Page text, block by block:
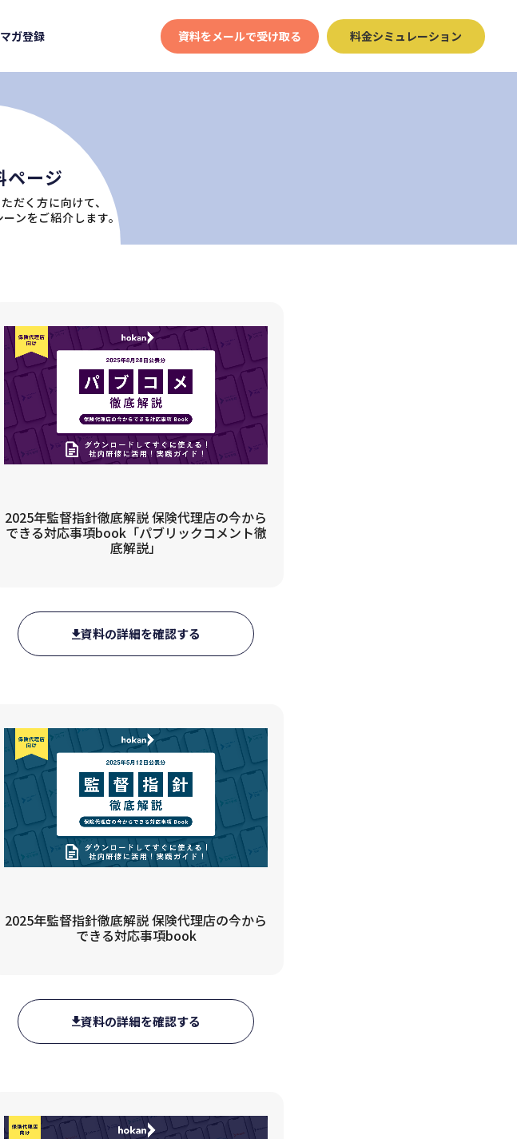
ガ登録 資料をメールで受け取る 料金シミュレーション
ページ
だく方に向けて、
ンをご紹介します。
2025年監督指針徹底解説 保険代理店の今から
できる対応事項book「パブリックコメント徹
底解説」
資料の詳細を確認する
2025年監督指針徹底解説 保険代理店の今から
できる対応事項book
資料の詳細を確認する